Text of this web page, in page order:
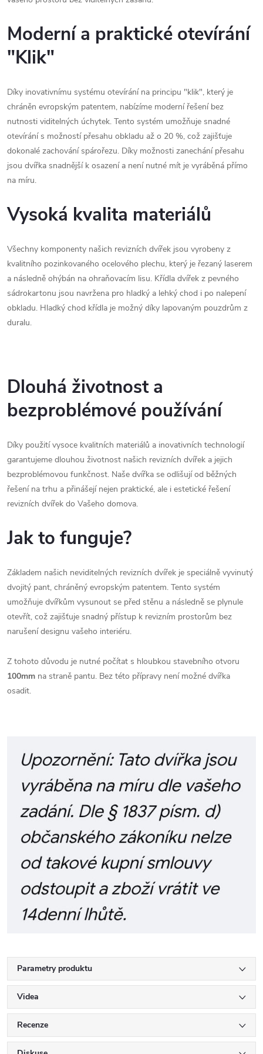
Moderní a praktické otevírání
"Klik"
Díky inovativnímu systému otevírání na principu "klik", který je
chráněn evropským patentem, nabízíme moderní řešení bez
nutnosti viditelných úchytek. Tento systém umožňuje snadné
otevírání s možností přesahu obkladu až o 20 %, což zajišťuje
dokonalé zachování spárořezu. Díky možnosti zanechání přesahu
jsou dvířka snadnější k osazení a není nutné mít je vyráběná přímo
na míru.
Vysoká kvalita materiálů
Všechny komponenty našich revizních dvířek jsou vyrobeny z
kvalitního pozinkovaného ocelového plechu, který je řezaný laserem
a následně ohýbán na ohraňovacím lisu. Křídla dvířek z pevného
sádrokartonu jsou navržena pro hladký a lehký chod i po nalepení
obkladu. Hladký chod křídla je možný díky lapovaným pouzdrům z
duralu.
Dlouhá životnost a
bezproblémové používání
Díky použití vysoce kvalitních materiálů a inovativních technologií
garantujeme dlouhou životnost našich revizních dvířek a jejich
bezproblémovou funkčnost. Naše dvířka se odlišují od běžných
řešení na trhu a přinášejí nejen praktické, ale i estetické řešení
revizních dvířek do Vašeho domova.
Jak to funguje?
Základem našich neviditelných revizních dvířek je speciálně vyvinutý
dvojitý pant, chráněný evropským patentem. Tento systém
umožňuje dvířkům vysunout se před stěnu a následně se plynule
otevřít, což zajišťuje snadný přístup k revizním prostorům bez
narušení designu vašeho interiéru.
Z tohoto důvodu je nutné počítat s hloubkou stavebního otvoru
100mm na straně pantu. Bez této přípravy není možné dvířka
osadit.
Parametry produktu
Videa
Recenze